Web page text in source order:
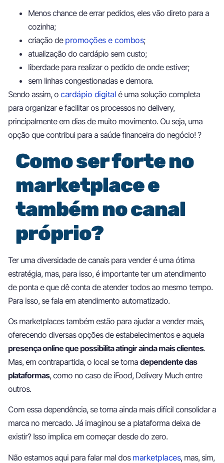
Menos chance de errar pedidos, eles vão direto para a
cozinha;
criação de promoções e combos;
atualização do cardápio sem custo;
liberdade para realizar o pedido de onde estiver;
sem linhas congestionadas e demora.
Sendo assim, o cardápio digital é uma solução completa
para organizar e facilitar os processos no delivery,
principalmente em dias de muito movimento. Ou seja, uma
opção que contribui para a saúde financeira do negócio! ?
Como ser forte no
marketplace e
também no canal
próprio?
Ter uma diversidade de canais para vender é uma ótima
estratégia, mas, para isso, é importante ter um atendimento
de ponta e que dê conta de atender todos ao mesmo tempo.
Para isso, se fala em atendimento automatizado.
Os marketplaces também estão para ajudar a vender mais,
oferecendo diversas opções de estabelecimentos e aquela
presença online que possibilita atingir ainda mais clientes.
Mas, em contrapartida, o local se torna dependente das
plataformas, como no caso de iFood, Delivery Much entre
outros.
Com essa dependência, se torna ainda mais difícil consolidar a
marca no mercado. Já imaginou se a plataforma deixa de
existir? Isso implica em começar desde do zero.
Não estamos aqui para falar mal dos marketplaces, mas, sim,